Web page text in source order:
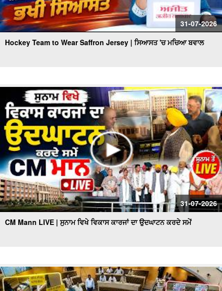
31-07-2026
Hockey Team to Wear Saffron Jersey | ਸਿਆਸਤ 'ਚ ਮਚਿਆ ਬਵਾਲ
31-07-2026
CM Mann LIVE | ਸੁਨਾਮ ਵਿਖੇ ਵਿਕਾਸ ਕਾਰਜਾਂ ਦਾ ਉਦਘਾਟਨ ਕਰਦੇ ਸਮੇਂ